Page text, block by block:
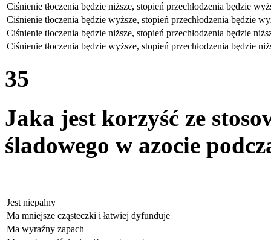
Ciśnienie tłoczenia będzie niższe, stopień przechłodzenia będzie
Ciśnienie tłoczenia będzie wyższe, stopień przechłodzenia będzie
Ciśnienie tłoczenia będzie niższe, stopień przechłodzenia będzie
Ciśnienie tłoczenia będzie wyższe, stopień przechłodzenia będzie
35
Jaka jest korzyść ze
śladowego w azocie
Jest niepalny
Ma mniejsze cząsteczki i łatwiej dyfunduje
Ma wyraźny zapach